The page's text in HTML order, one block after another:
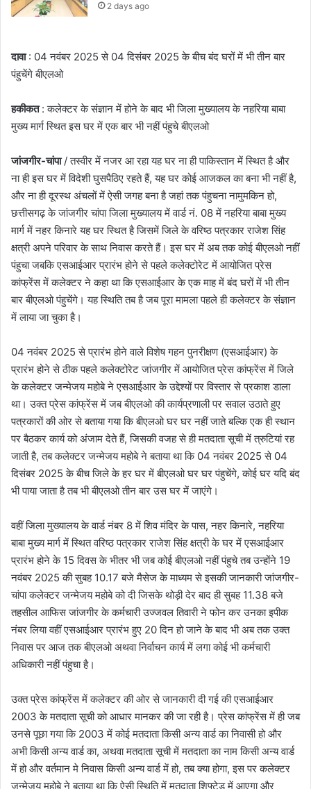
2 days ago
दावा: 04 नवंबर 2025 से 04 दिसंबर 2025 के बीच बंद घरों में भी तीन बार
पंहुचेंगे बीएलओ
हकीकत: कलेक्टर के संज्ञान में होने के बाद भी जिला मुख्यालय के नहरिया बाबा
मुख्य मार्ग स्थित इस घर में एक बार भी नहीं पंहुचे बीएलओ
जांजगीर-चांपा/ तस्वीर में नजर आ रहा यह घर ना ही पाकिस्तान में स्थित है और
ना ही इस घर में विदेशी घुसपैठिए रहते हैं, यह घर कोई आजकल का बना भी नहीं है,
और ना ही दूरस्थ अंचलों में ऐसी जगह बना है जहां तक पंहुचना नामुमकिन हो,
छत्तीसगढ़ के जांजगीर चांपा जिला मुख्यालय में वार्ड नं. 08 में नहरिया बाबा मुख्य
मार्ग में नहर किनारे यह घर स्थित है जिसमें जिले के वरिष्ठ पत्रकार राजेश सिंह
क्षत्री अपने परिवार के साथ निवास करते हैं। इस घर में अब तक कोई बीएलओ नहीं
पंहुचा जबकि एसआईआर प्रारंभ होने से पहले कलेक्टोरेट में आयोजित प्रेस
कांफ्रेंस में कलेक्टर ने कहा था कि एसआईआर के एक माह में बंद घरों में भी तीन
बार बीएलओ पंहुचेंगे। यह स्थिति तब है जब पूरा मामला पहले ही कलेक्टर के संज्ञान
में लाया जा चुका है।
04 नवंबर 2025 से प्रारंभ होने वाले विशेष गहन पुनरीक्षण (एसआईआर) के
प्रारंभ होने से ठीक पहले कलेक्टोरेट जांजगीर में आयोजित प्रेस कांफ्रेंस में जिले
के कलेक्टर जन्मेजय महोबे ने एसआईआर के उद्देश्यों पर विस्तार से प्रकाश डाला
था। उक्त प्रेस कांफ्रेंस में जब बीएलओ की कार्यप्रणाली पर सवाल उठाते हुए
पत्रकारों की ओर से बताया गया कि बीएलओ घर घर नहीं जाते बल्कि एक ही स्थान
पर बैठकर कार्य को अंजाम देते हैं, जिसकी वजह से ही मतदाता सूची में त्रुटियां रह
जाती है, तब कलेक्टर जन्मेजय महोबे ने बताया था कि 04 नवंबर 2025 से 04
दिसंबर 2025 के बीच जिले के हर घर में बीएलओ घर घर पंहुचेंगे, कोई घर यदि बंद
भी पाया जाता है तब भी बीएलओ तीन बार उस घर में जाएंगे।
वहीं जिला मुख्यालय के वार्ड नंबर 8 में शिव मंदिर के पास, नहर किनारे, नहरिया
बाबा मुख्य मार्ग में स्थित वरिष्ठ पत्रकार राजेश सिंह क्षत्री के घर में एसआईआर
प्रारंभ होने के 15 दिवस के भीतर भी जब कोई बीएलओ नहीं पंहुचे तब उन्होंने 19
नवंबर 2025 की सुबह 10.17 बजे मैसेज के माध्यम से इसकी जानकारी जांजगीर-
चांपा कलेक्टर जन्मेजय महोबे को दी जिसके थोड़ी देर बाद ही सुबह 11.38 बजे
तहसील आफिस जांजगीर के कर्मचारी उज्जवल तिवारी ने फोन कर उनका इपीक
नंबर लिया वहीं एसआईआर प्रारंभ हुए 20 दिन हो जाने के बाद भी अब तक उक्त
निवास पर आज तक बीएलओ अथवा निर्वाचन कार्य में लगा कोई भी कर्मचारी
अधिकारी नहीं पंहुचा है।
उक्त प्रेस कांफ्रेंस में कलेक्टर की ओर से जानकारी दी गई की एसआईआर
2003 के मतदाता सूची को आधार मानकर की जा रही है। प्रेस कांफ्रेंस में ही जब
उनसे पूछा गया कि 2003 में कोई मतदाता किसी अन्य वार्ड का निवासी हो और
अभी किसी अन्य वार्ड का, अथवा मतदाता सूची में मतदाता का नाम किसी अन्य वार्ड
में हो और वर्तमान मे निवास किसी अन्य वार्ड में हो, तब क्या होगा, इस पर कलेक्टर
जन्मेजय महोबे ने बताया था कि ऐसी स्थिति में मतदाता शिफ्टेड में आएगा और